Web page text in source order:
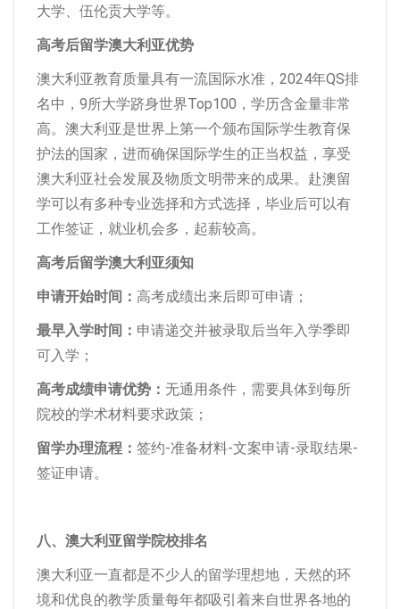
大学、伍伦贡大学等。
高考后留学澳大利亚优势
澳大利亚教育质量具有一流国际水准，2024年QS排
名中，9所大学跻身世界Top100，学历含金量非常
高。澳大利亚是世界上第一个颁布国际学生教育保
护法的国家，进而确保国际学生的正当权益，享受
澳大利亚社会发展及物质文明带来的成果。赴澳留
学可以有多种专业选择和方式选择，毕业后可以有
工作签证，就业机会多，起薪较高。
高考后留学澳大利亚须知
申请开始时间： 高考成绩出来后即可申请；
最早入学时间： 申请递交并被录取后当年入学季即
可入学；
高考成绩申请优势： 无通用条件，需要具体到每所
院校的学术材料要求政策；
留学办理流程： 签约-准备材料-文案申请-录取结果-
签证申请。
八、澳大利亚留学院校排名
澳大利亚一直都是不少人的留学理想地，天然的环
境和优良的教学质量每年都吸引着来自世界各地的